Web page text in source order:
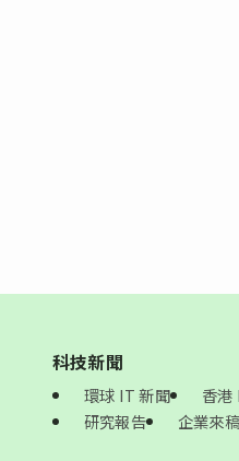
科技新聞
環球 IT 新聞 香港
研究報告
企業來稿